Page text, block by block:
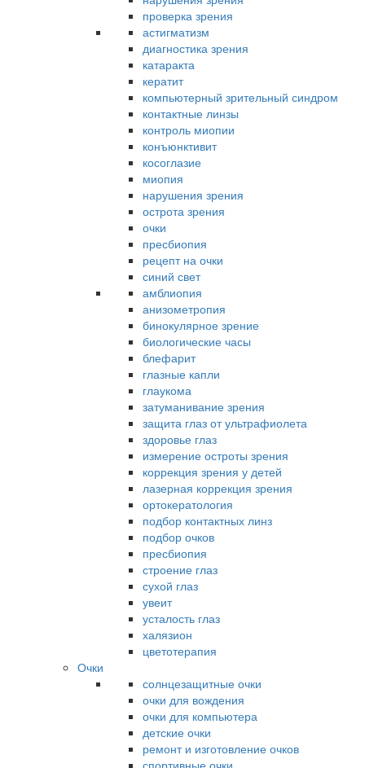
проверка зрения
астигматизм
диагностика зрения
катаракта
кератит
компьютерный зрительный синдром
контактные линзы
контроль миопии
конъюнктивит
косоглазие
миопия
нарушения зрения
острота зрения
очки
пресбиопия
рецепт на очки
синий свет
амблиопия
анизометропия
бинокулярное зрение
биологические часы
блефарит
глазные капли
глаукома
затуманивание зрения
защита глаз от ультрафиолета
здоровье глаз
измерение остроты зрения
коррекция зрения у детей
лазерная коррекция зрения
ортокератология
подбор контактных линз
подбор очков
пресбиопия
строение глаз
сухой глаз
увеит
усталость глаз
халязион
цветотерапия
Очки
солнцезащитные очки
очки для вождения
очки для компьютера
детские очки
ремонт и изготовление очков